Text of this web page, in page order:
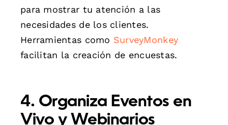
para mostrar tu atención a las
necesidades de los clientes.
Herramientas como SurveyMonkey
facilitan la creación de encuestas.
4. Organiza Eventos en
Vivo y Webinarios